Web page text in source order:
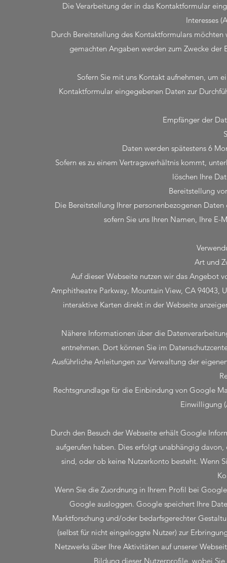
Die Verarbeitung der in das Kontaktformular
Interesses
Durch Bereitstellung des Kontaktformulars
gemachten Angaben werden zum Zwecke
Sofern Sie mit uns Kontakt aufnehmen, um
Kontaktformular eingegebenen Daten zur
Empfänger der
Daten werden spätestens 6
Sofern es zu einem Vertragsverhältnis kommt,
löschen Ihre
Bereitstellung
Die Bereitstellung Ihrer personenbezogenen
sofern Sie uns Ihren Namen, Ihre
Art und
Auf dieser Webseite nutzen wir das Angebot
Amphitheatre Parkway, Mountain View, CA 94043,
interaktive Karten direkt in der Webseite
Nähere Informationen über die
entnehmen. Dort können Sie im
Ausführliche Anleitungen zur Verwaltung der
Rechtsgrundlage für die Einbindung von Google
Einwilligung
Durch den Besuch der Webseite erhält Google
aufgerufen haben. Dies erfolgt unabhängig
sind, oder ob keine Nutzerkonto besteht. Wenn
Wenn Sie die Zuordnung in Ihrem Profil bei
Google ausloggen. Google speichert Ihre
Marktforschung und/oder bedarfsgerechter
(selbst für nicht eingeloggte Nutzer) zur
Netzwerks über Ihre Aktivitäten auf unserer
Bildung dieser Nutzerprofile, wobei Sie